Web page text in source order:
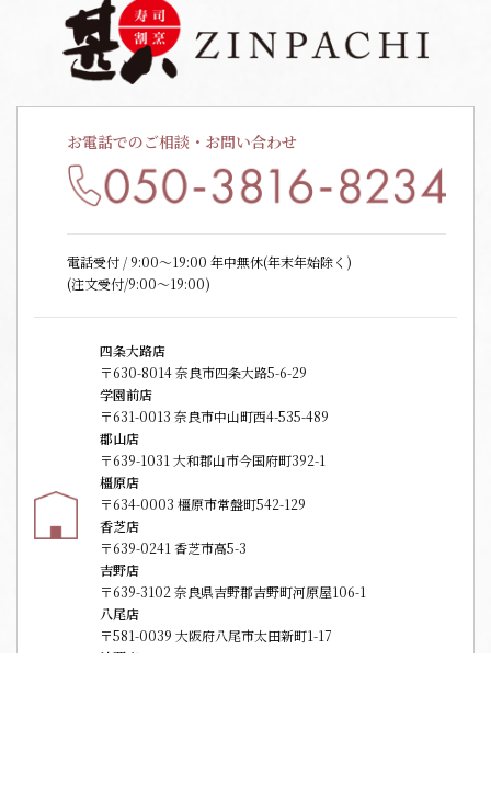
お電話でのご相談・お問い合わせ
電話受付 / 9:00〜19:00 年中無休(年末年始除く)
(注文受付/9:00～19:00)
四条大路店
〒630-8014 奈良市四条大路5-6-29
学園前店
〒631-0013 奈良市中山町西4-535-489
郡山店
〒639-1031 大和郡山市今国府町392-1
橿原店
〒634-0003 橿原市常盤町542-129
香芝店
〒639-0241 香芝市高5-3
吉野店
〒639-3102 奈良県吉野郡吉野町河原屋106-1
八尾店
〒581-0039 大阪府八尾市太田新町1-17
法要庵